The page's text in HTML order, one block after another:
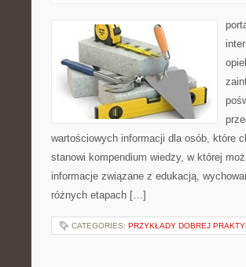
wartościowych informacji dla osób, które
stanowi kompendium wiedzy, w której
informacje związane z edukacją,
różnych etapach […]
CATEGORIES: PRZYKŁADY DOBREJ